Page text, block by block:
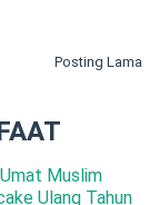
Posting Lama
Muslim
Ulang Tahun